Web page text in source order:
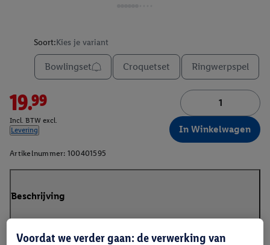
Soort:Kies je variant
Bowlingset Croquetset Ringwerpspel
19.99
Incl. BTW excl.
Levering
In Winkelwagen
Artikelnummer: 100401595
Beschrijving
Voordat we verder gaan: de verwerking van